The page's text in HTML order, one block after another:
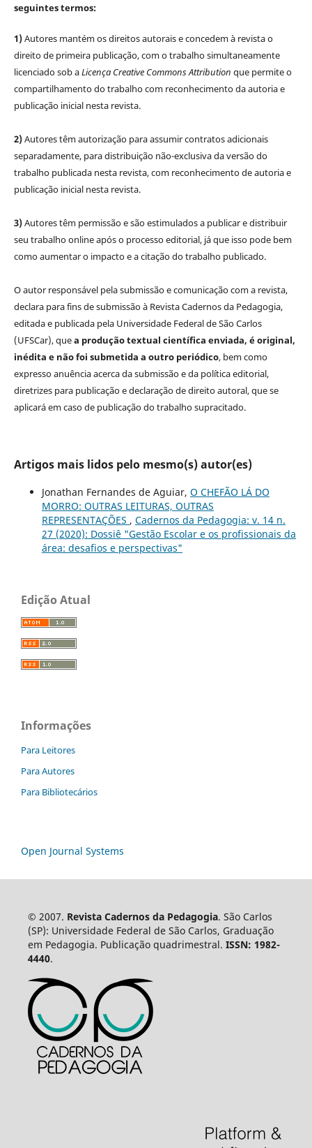
seguintes termos:
1)Autores mantém os direitos autorais e concedem à revista o
direito de primeira publicação, com o trabalho simultaneamente
licenciado sob aLicença Creative Commons Attribution que permite o
compartilhamento do trabalho com reconhecimento da autoria e
publicação inicial nesta revista.
2)Autores têm autorização para assumir contratos adicionais
separadamente, para distribuição não-exclusiva da versão do
trabalho publicada nesta revista, com reconhecimento de autoria e
publicação inicial nesta revista.
3)Autores têm permissão e são estimulados a publicar e distribuir
seu trabalho online após o processo editorial, já que isso pode bem
como aumentar o impacto e a citação do trabalho publicado.
O autor responsável pela submissão e comunicação com a revista,
declara para fins de submissão à Revista Cadernos da Pedagogia,
editada e publicada pela Universidade Federal de São Carlos
(UFSCar), quea produção textual científica enviada, é original,
inédita e não foi submetida a outro periódico, bem como
expresso anuência acerca da submissão e da política editorial,
diretrizes para publicação e declaração de direito autoral, que se
aplicará em caso de publicação do trabalho supracitado.
Artigos mais lidos pelo mesmo(s) autor(es)
Jonathan Fernandes de Aguiar, O CHEFÃO LÁ DO
MORRO: OUTRAS LEITURAS, OUTRAS
REPRESENTAÇÕES , Cadernos da Pedagogia: v. 14 n.
27 (2020): Dossiê "Gestão Escolar e os profissionais da
área: desafios e perspectivas"
Edição Atual
Informações
Para Leitores
Para Autores
Para Bibliotecários
Open Journal Systems
© 2007. Revista Cadernos da Pedagogia. São Carlos
(SP): Universidade Federal de São Carlos, Graduação
em Pedagogia. Publicação quadrimestral. ISSN: 1982-
4440.